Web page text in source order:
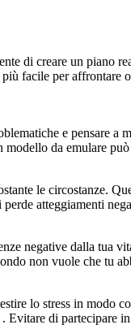
di creare un piano
facile per affrontare
e pensare
da emulare
le circostanze.
atteggiamenti
negative dalla tua
non vuole che tu
lo stress in modo
Evitare di